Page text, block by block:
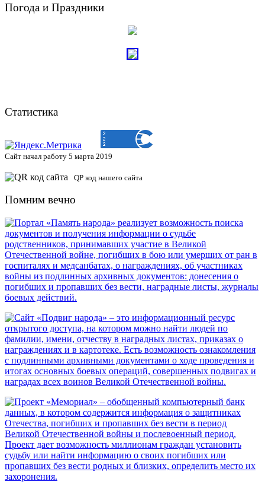
Погода и Праздники
Статистика
Сайт начал работу 5 марта 2019
QP код нашего сайта
Помним вечно